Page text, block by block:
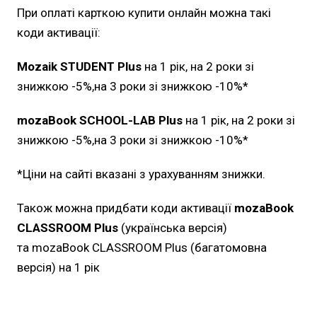
При оплаті карткою купити онлайн можна такі
коди активації:
Mozaik STUDENT Plus на 1 рік, на 2 роки зі
знижкою -5%,на 3 роки зі знижкою -10%*
mozaBook SCHOOL-LAB Plus на 1 рік, на 2 роки зі
знижкою -5%,на 3 роки зі знижкою -10%*
*Ціни на сайті вказані з урахуванням знижки.
Також можна придбати коди активації mozaBook
CLASSROOM Plus (українська версія)
та mozaBook CLASSROOM Plus (багатомовна
версія) на 1 рік